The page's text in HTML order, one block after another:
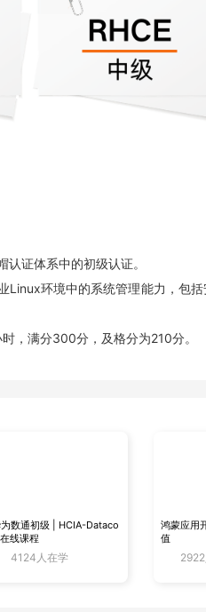
证体系中的初级认证。
Linux环境中的系统管理能力，包括
，满分300分，及格分为210分。
体系中的中级认证。
数通初级 | HCIA-Dataco
线课程
4124人在学
鸿蒙应用
值